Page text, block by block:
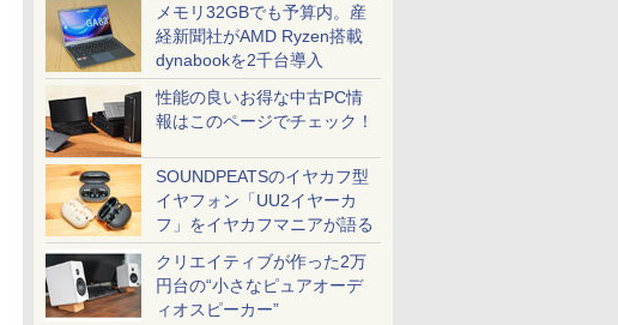
メモリ32GBでも予算内。産
経新聞社がAMD Ryzen搭載
dynabookを2千台導入
性能の良いお得な中古PC情
報はこのページでチェック！
SOUNDPEATSのイヤカフ型
イヤフォン「UU2イヤーカ
フ」をイヤカフマニアが語る
クリエイティブが作った2万
円台の“小さなピュアオーデ
ィオスピーカー”